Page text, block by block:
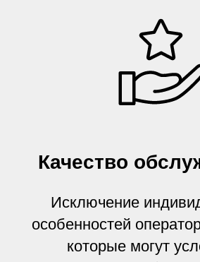
Качество
Исключение
особенностей
которые могут